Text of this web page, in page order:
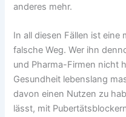
anderes mehr.
In all diesen Fällen ist eine
falsche Weg. Wer ihn
und Pharma-Firmen nicht
Gesundheit lebenslang
davon einen Nutzen zu
lässt, mit